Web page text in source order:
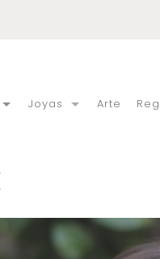
Joyas Arte